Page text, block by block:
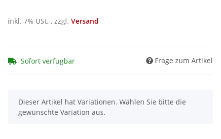
inkl. 7% USt. , zzgl. Versand
Sofort verfügbar Frage zum Artikel
x
Dieser Artikel hat Variationen. Wählen Sie bitte die
gewünschte Variation aus.